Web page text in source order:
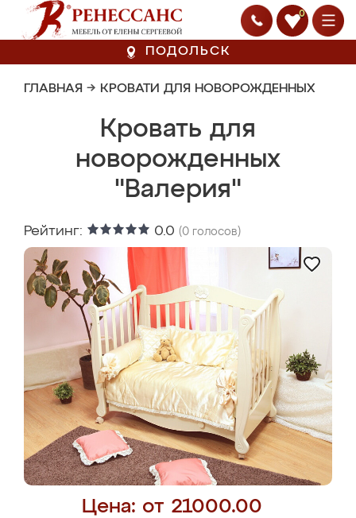
0
ПОДОЛЬСК
ГЛАВНАЯ → КРОВАТИ ДЛЯ НОВОРОЖДЕННЫХ
Кровать для
новорожденных
"Валерия"
Рейтинг: 0.0 (0 голосов)
Цена: от 21000.00